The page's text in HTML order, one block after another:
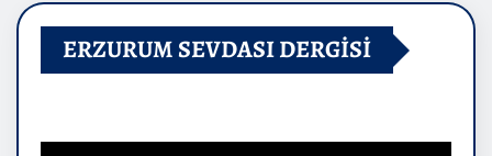
ERZURUM SEVDASI DERGİSİ